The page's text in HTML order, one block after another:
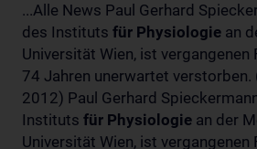
...Alle News Paul Gerhard
des Instituts für Physiologie an
Universität Wien, ist vergangenen
74 Jahren unerwartet verstorben.
2012) Paul Gerhard
Instituts für Physiologie an der
Universität Wien, ist vergangenen